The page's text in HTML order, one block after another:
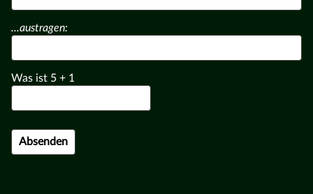
...austragen:
Was ist 5 + 1